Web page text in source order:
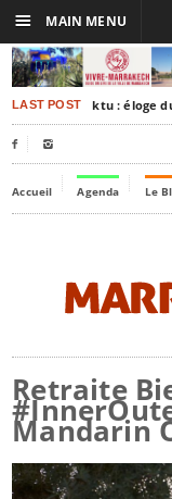
LAST POSTTimbuktu : éloge
 
Accueil Agenda Le
Retraite
Mandarin
☰ MAIN MENU